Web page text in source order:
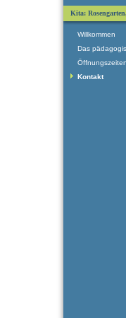
Kita:
Willkommen
Das
Öffnungszeiten
Kontakt